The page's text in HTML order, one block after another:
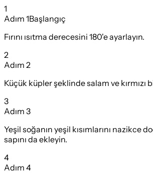
1
Adım 1Başlangıç
Fırını ısıtma derecesini 180'e ayarlayın.
2
Adım 2
Küçük küpler şeklinde salam ve kırmızı
3
Adım 3
Yeşil soğanın yeşil kısımlarını nazikce
sapını da ekleyin.
4
Adım 4